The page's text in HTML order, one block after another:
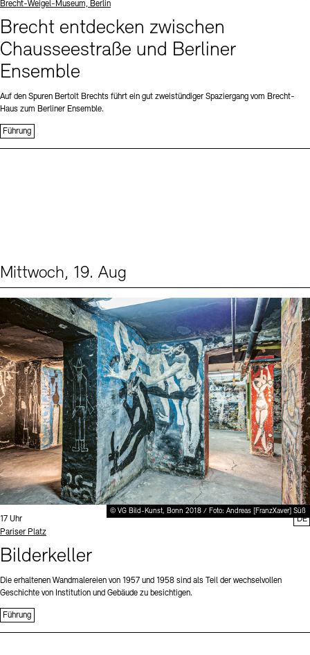
Standort
Brecht-Weigel-Museum, Berlin
Brecht entdecken zwischen
Chausseestraße und Berliner
Ensemble
Auf den Spuren Bertolt Brechts führt ein gut zweistündiger Spaziergang vom Brecht-
Haus zum Berliner Ensemble.
Führung
Mittwoch, 19. Aug
© VG Bild-Kunst, Bonn 2018 / Foto: Andreas [FranzXaver] Süß
Uhrzeit:
17 Uhr
Standort
Pariser Platz
Bilderkeller
Die erhaltenen Wandmalereien von 1957 und 1958 sind als Teil der wechselvollen
Geschichte von Institution und Gebäude zu besichtigen.
Führung
DE